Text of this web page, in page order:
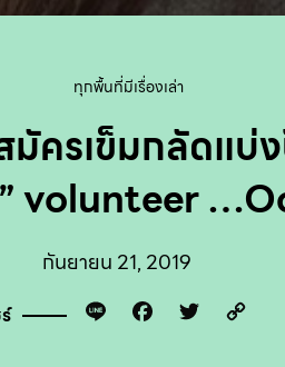
ทุกพื้นที่มีเรื่องเล่า
มัครเข็มกลัดแ
volunteer
กันยายน 21, 2019
Line Facebook
Twitter